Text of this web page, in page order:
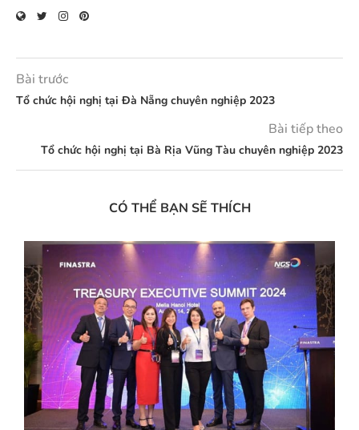
Bài trước
Tổ chức hội nghị tại Đà Nẵng chuyên nghiệp 2023
Bài tiếp theo
Tổ chức hội nghị tại Bà Rịa Vũng Tàu chuyên nghiệp 2023
CÓ THỂ BẠN SẼ THÍCH